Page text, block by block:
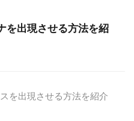
を出現させる方法を紹
を出現させる方法を紹介